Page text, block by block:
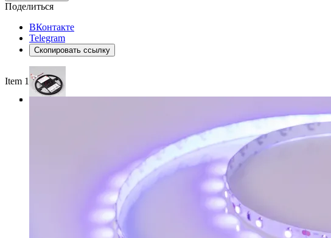
Поделиться
ВКонтакте
Telegram
Скопировать ссылку
Item 1 of 3